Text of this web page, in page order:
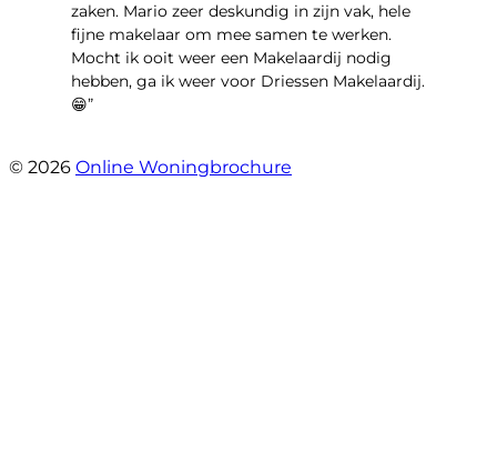
zaken. Mario zeer deskundig in zijn vak, hele
fijne makelaar om mee samen te werken.
Mocht ik ooit weer een Makelaardij nodig
hebben, ga ik weer voor Driessen Makelaardij.
😁”
© 2026 Online Woningbrochure